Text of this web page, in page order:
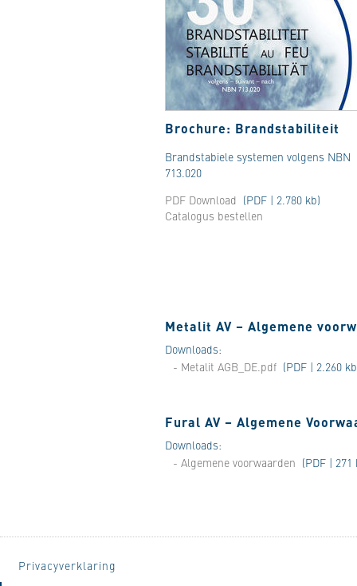
Brochure: Brandstabiliteit
Brandstabiele systemen volgens NBN
713.020
PDF Download (PDF | 2.780 kb)
Catalogus bestellen
Metalit AV – Algemene
Downloads:
- Metalit AGB_DE.pdf (PDF | 2.260
Fural AV – Algemene
Downloads:
- Algemene voorwaarden (PDF | 271
Privacyverklaring